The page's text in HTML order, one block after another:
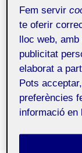
El WebCat es
profesionales
diseñadores,
Fem servir
te oferir
lloc web,
publicitat
elaborat a
Pots
preferències
informació en